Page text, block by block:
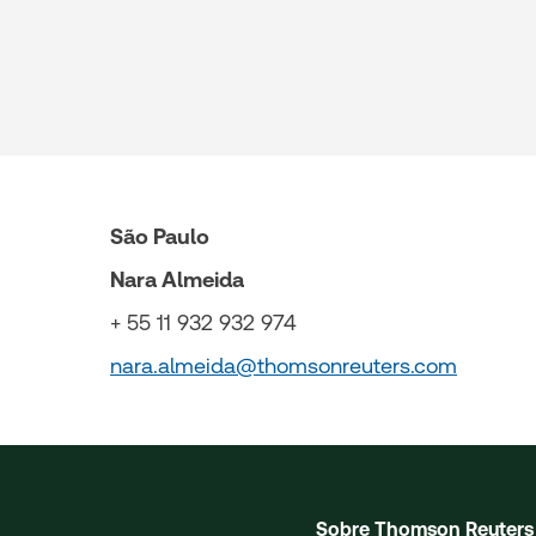
São Paulo
Nara Almeida
+ 55 11 932 932 974
nara.almeida@thomsonreuters.com
Sobre Thomson Reuters